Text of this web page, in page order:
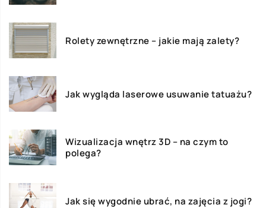
Rolety zewnętrzne – jakie mają zalety?
Jak wygląda laserowe usuwanie tatuażu?
Wizualizacja wnętrz 3D – na czym to
polega?
Jak się wygodnie ubrać, na zajęcia z jogi?